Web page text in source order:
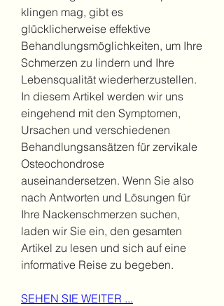
klingen mag, gibt es
glücklicherweise effektive
Behandlungsmöglichkeiten, um Ihre
Schmerzen zu lindern und Ihre
Lebensqualität wiederherzustellen.
In diesem Artikel werden wir uns
eingehend mit den Symptomen,
Ursachen und verschiedenen
Behandlungsansätzen für zervikale
Osteochondrose
auseinandersetzen. Wenn Sie also
nach Antworten und Lösungen für
Ihre Nackenschmerzen suchen,
laden wir Sie ein, den gesamten
Artikel zu lesen und sich auf eine
informative Reise zu begeben.
SEHEN SIE WEITER ...